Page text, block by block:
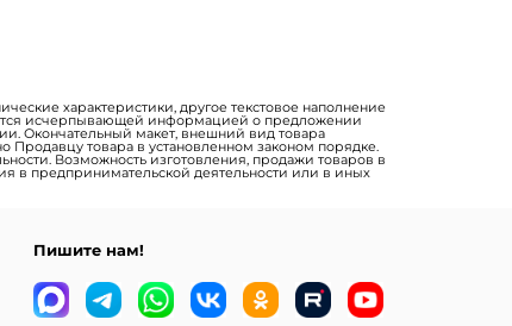
характеристики, другое текстовое наполнение
исчерпывающей информацией о предложении
Окончательный макет, внешний вид товара
товара в установленном законом порядке.
Возможность изготовления, продажи товаров в
в предпринимательской деятельности или в иных
Пишите нам!